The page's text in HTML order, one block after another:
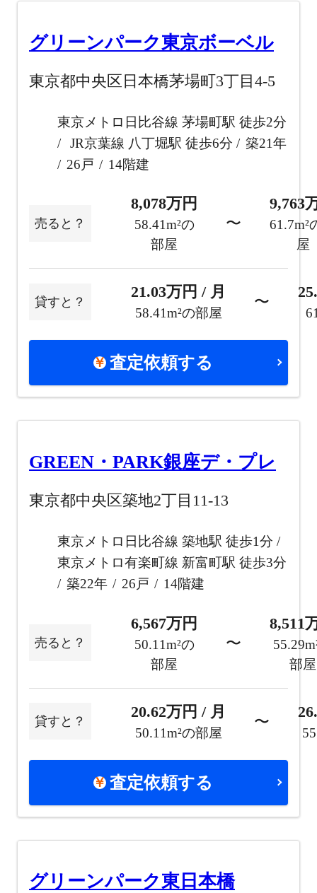
グリーンパーク東京ボーベル
東京都中央区日本橋茅場町3丁目4-5
東京メトロ日比谷線 茅場町駅 徒歩2分
JR京葉線 八丁堀駅 徒歩6分
築21年
26戸
14階建
売ると？
8,078万円
58.41m²の
部屋
〜
9,763
61.7m²
屋
貸すと？
21.03万円 / 月
58.41m²の部屋
〜
査定依頼する
GREEN・PARK銀座デ・プレ
東京都中央区築地2丁目11-13
東京メトロ日比谷線 築地駅 徒歩1分
東京メトロ有楽町線 新富町駅 徒歩3分
築22年
26戸 14階建
売ると？
6,567万円
50.11m²の
部屋
〜
8,511
部屋
貸すと？
20.62万円 / 月
50.11m²の部屋
〜
査定依頼する
グリーンパーク東日本橋